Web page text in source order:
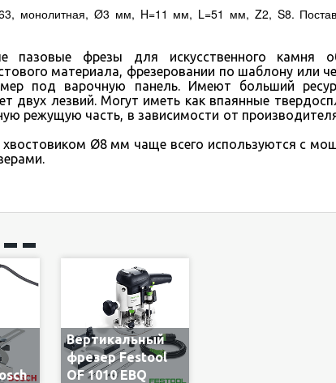
монолитная, Ø3 мм, H=11 мм, L=51 мм, Z2, S8.
пазовые фрезы для искусственного камня
материала, фрезеровании по шаблону или
под варочную панель. Имеют больший
двух лезвий. Могут иметь как впаянные
режущую часть, в зависимости от
Ø8 мм чаще всего используются с
Вертикальный
фрезер Festool
OF 1010 EBQ